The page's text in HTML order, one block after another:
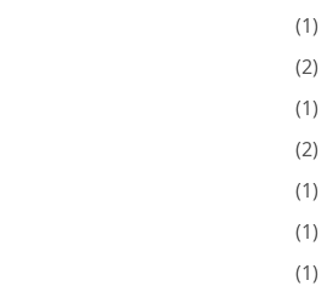
(1)
(2)
(1)
(2)
(1)
(1)
(1)